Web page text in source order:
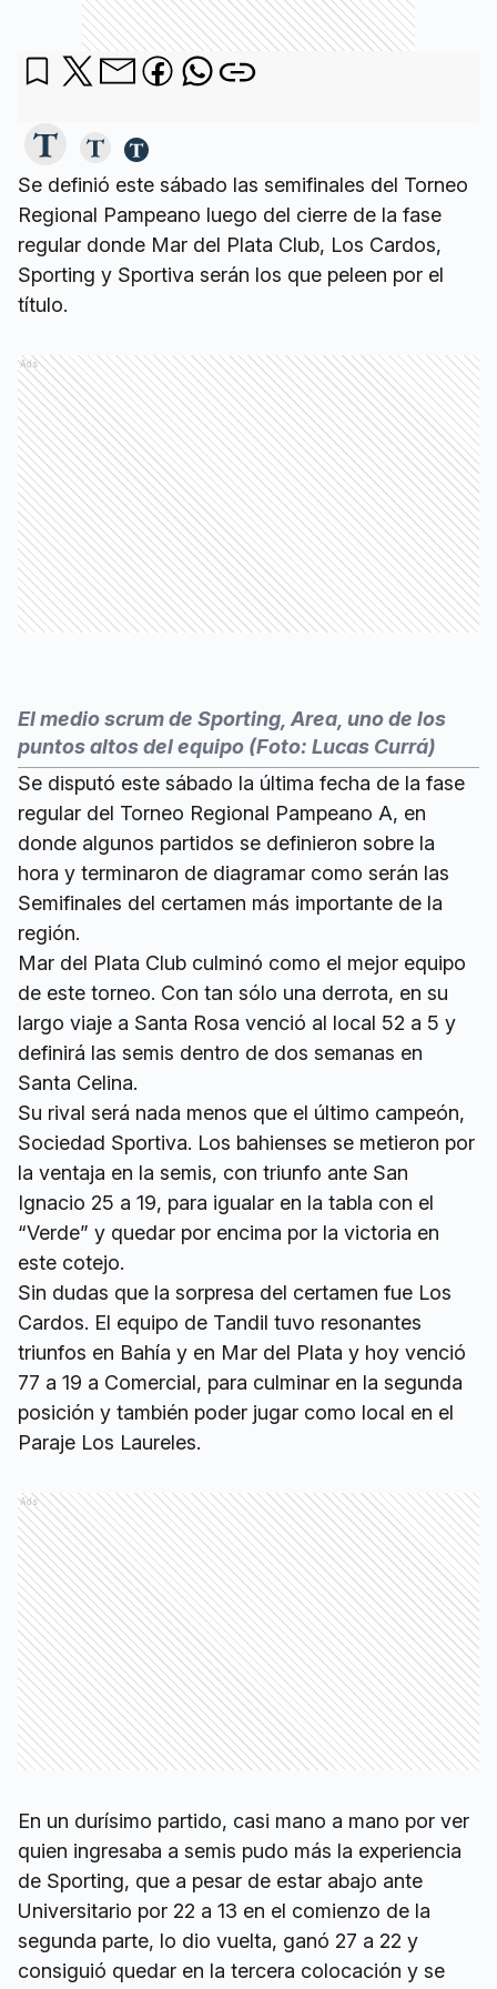
Se definió este sábado las semifinales del Torneo
Regional Pampeano luego del cierre de la fase
regular donde Mar del Plata Club, Los Cardos,
Sporting y Sportiva serán los que peleen por el
título.
Ads
El medio scrum de Sporting, Area, uno de los
puntos altos del equipo (Foto: Lucas Currá)
Se disputó este sábado la última fecha de la fase
regular del Torneo Regional Pampeano A, en
donde algunos partidos se definieron sobre la
hora y terminaron de diagramar como serán las
Semifinales del certamen más importante de la
región.
Mar del Plata Club culminó como el mejor equipo
de este torneo. Con tan sólo una derrota, en su
largo viaje a Santa Rosa venció al local 52 a 5 y
definirá las semis dentro de dos semanas en
Santa Celina.
Su rival será nada menos que el último campeón,
Sociedad Sportiva. Los bahienses se metieron por
la ventaja en la semis, con triunfo ante San
Ignacio 25 a 19, para igualar en la tabla con el
“Verde” y quedar por encima por la victoria en
este cotejo.
Sin dudas que la sorpresa del certamen fue Los
Cardos. El equipo de Tandil tuvo resonantes
triunfos en Bahía y en Mar del Plata y hoy venció
77 a 19 a Comercial, para culminar en la segunda
posición y también poder jugar como local en el
Paraje Los Laureles.
Ads
En un durísimo partido, casi mano a mano por ver
quien ingresaba a semis pudo más la experiencia
de Sporting, que a pesar de estar abajo ante
Universitario por 22 a 13 en el comienzo de la
segunda parte, lo dio vuelta, ganó 27 a 22 y
consiguió quedar en la tercera colocación y se